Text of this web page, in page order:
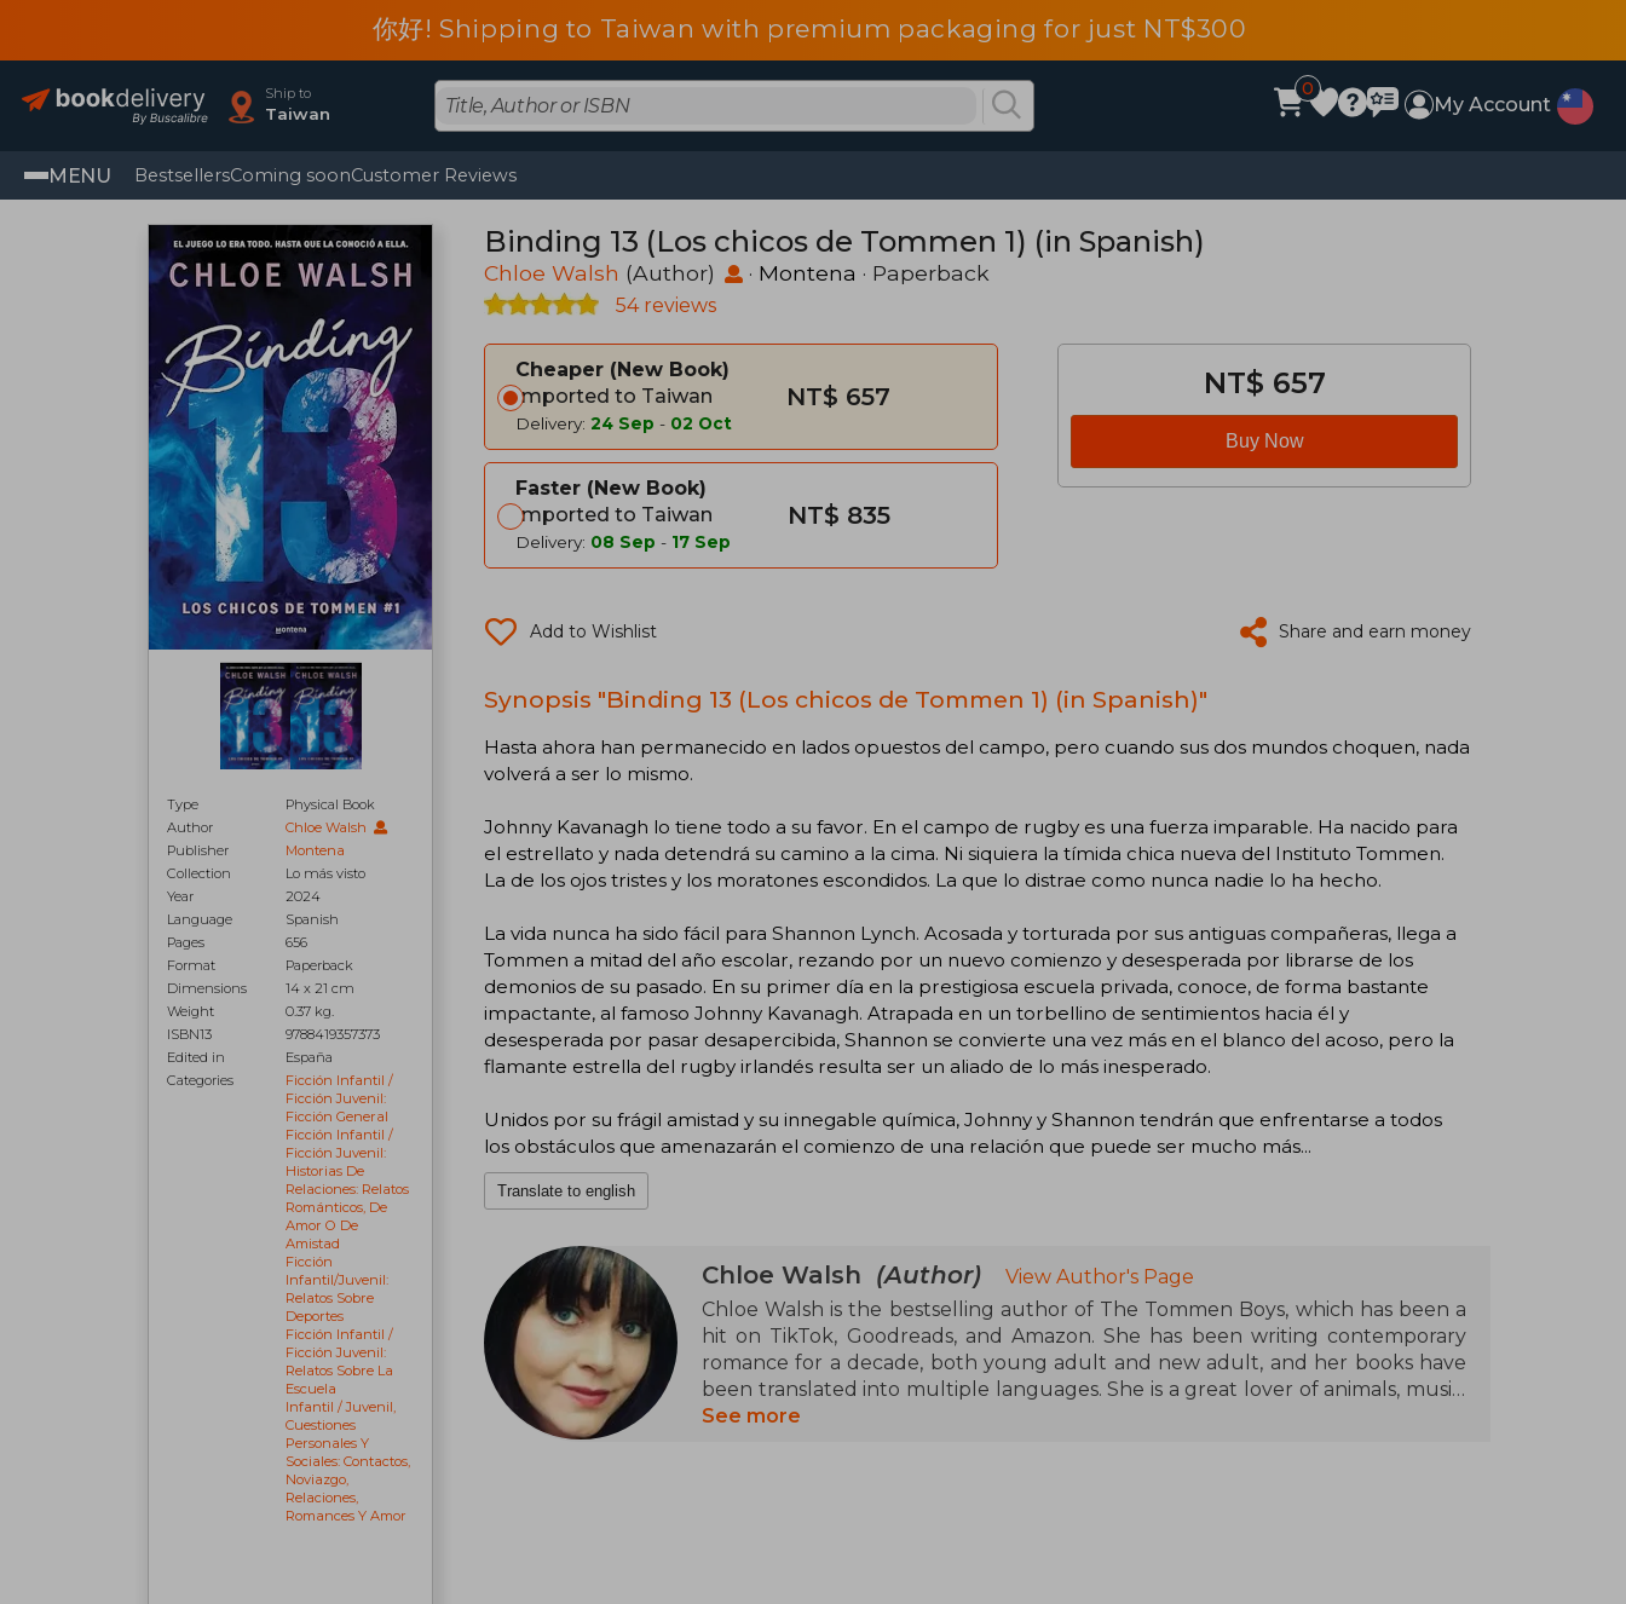
你好! Shipping to Taiwan with premium packaging for just NT$300
Ship to
Taiwan
0
My Account
MENU BestsellersComing soonCustomer Reviews
Type
Physical Book
Author
Chloe Walsh
Publisher
Montena
Collection
Lo más visto
Year
2024
Language
Spanish
Pages
656
Format
Paperback
Dimensions
14 x 21 cm
Weight
0.37 kg.
ISBN13
9788419357373
Edited in
España
Categories
Ficción Infantil /
Ficción Juvenil:
Ficción General
Ficción Infantil /
Ficción Juvenil:
Historias De
Relaciones: Relatos
Románticos, De
Amor O De
Amistad
Ficción
Infantil/juvenil:
Relatos Sobre
Deportes
Ficción Infantil /
Ficción Juvenil:
Relatos Sobre La
Escuela
Infantil / Juvenil,
Cuestiones
Personales Y
Sociales: Contactos,
Noviazgo,
Relaciones,
Romances Y Amor
Binding 13 (Los chicos de Tommen 1) (in Spanish)
Chloe Walsh (Author) · Montena · Paperback
54 reviews
Cheaper
New Book
Imported to Taiwan
Delivery: 24 Sep - 02 Oct
NT$ 657
Faster
New Book
Imported to Taiwan
Delivery: 08 Sep - 17 Sep
NT$ 835
NT$ 657
Buy Now
Add to Wishlist Share and earn money
Synopsis "Binding 13 (Los chicos de Tommen 1) (in Spanish)"
Hasta ahora han permanecido en lados opuestos del campo, pero cuando sus dos mundos choquen, nada
volverá a ser lo mismo.
Johnny Kavanagh lo tiene todo a su favor. En el campo de rugby es una fuerza imparable. Ha nacido para
el estrellato y nada detendrá su camino a la cima. Ni siquiera la tímida chica nueva del Instituto Tommen.
La de los ojos tristes y los moratones escondidos. La que lo distrae como nunca nadie lo ha hecho.
La vida nunca ha sido fácil para Shannon Lynch. Acosada y torturada por sus antiguas compañeras, llega a
Tommen a mitad del año escolar, rezando por un nuevo comienzo y desesperada por librarse de los
demonios de su pasado. En su primer día en la prestigiosa escuela privada, conoce, de forma bastante
impactante, al famoso Johnny Kavanagh. Atrapada en un torbellino de sentimientos hacia él y
desesperada por pasar desapercibida, Shannon se convierte una vez más en el blanco del acoso, pero la
flamante estrella del rugby irlandés resulta ser un aliado de lo más inesperado.
Unidos por su frágil amistad y su innegable química, Johnny y Shannon tendrán que enfrentarse a todos
los obstáculos que amenazarán el comienzo de una relación que puede ser mucho más...
Translate to english
Chloe Walsh (Author)
View Author's Page
Chloe Walsh is the bestselling author of The Tommen Boys, which has been a
hit on TikTok, Goodreads, and Amazon. She has been writing contemporary
romance for a decade, both young adult and new adult, and her books have
been translated into multiple languages. She is a great lover of animals, music,
and TV series, but what she enjoys most is spending time with her family. She is
See more